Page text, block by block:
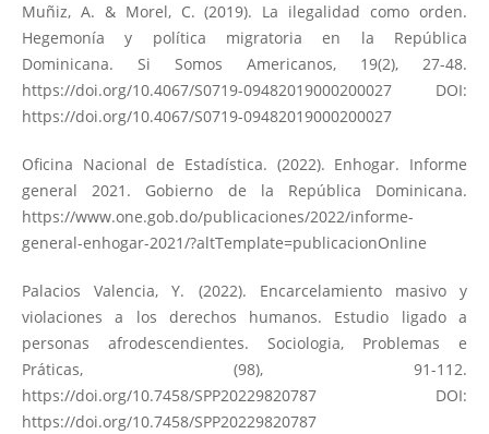
Muñiz, A. & Morel, C. (2019). La ilegalidad como orden.
Hegemonía y política migratoria en la República
Dominicana. Si Somos Americanos, 19(2), 27-48.
https://doi.org/10.4067/S0719-09482019000200027DOI:
https://doi.org/10.4067/S0719-09482019000200027
Oficina Nacional de Estadística. (2022). Enhogar. Informe
general 2021. Gobierno de la República Dominicana.
https://www.one.gob.do/publicaciones/2022/informe-
general-enhogar-2021/?altTemplate=publicacionOnline
Palacios Valencia, Y. (2022). Encarcelamiento masivo y
violaciones a los derechos humanos. Estudio ligado a
personas afrodescendientes. Sociologia, Problemas e
Práticas, (98), 91-112.
https://doi.org/10.7458/SPP20229820787DOI:
https://doi.org/10.7458/SPP20229820787